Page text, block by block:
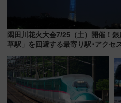
隅田川花火大会7/25（土）開催！
草駅」を回避する最寄り駅･アクセ